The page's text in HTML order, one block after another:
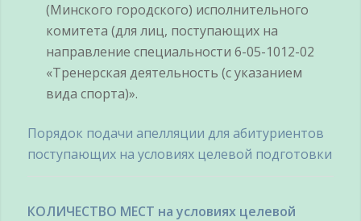
(Минского городского) исполнительного
комитета (для лиц, поступающих на
направление специальности 6-05-1012-02
«Тренерская деятельность (с указанием
вида спорта)».
Порядок подачи апелляции для абитуриентов
поступающих на условиях целевой подготовки
КОЛИЧЕСТВО МЕСТ на условиях целевой